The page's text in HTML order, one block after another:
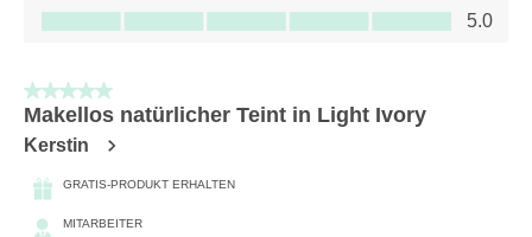
Wert des Produkts, 5.0 von 5
5.0
5 von 5 Sternen.
Makellos natürlicher Teint in Light Ivory
Kerstin
GRATIS-PRODUKT ERHALTEN
MITARBEITER